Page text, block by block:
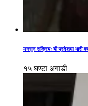
मनसुन सक्रियः यी प्रदेशमा भारी
१५ घण्टा अगाडी